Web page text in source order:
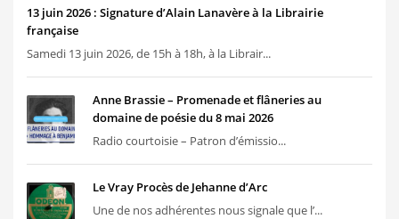
13 juin 2026 : Signature d’Alain Lanavère à la Librairie
française
Samedi 13 juin 2026, de 15h à 18h, à la Librair...
Anne Brassie – Promenade et flâneries au
domaine de poésie du 8 mai 2026
Radio courtoisie – Patron d’émissio...
Le Vray Procès de Jehanne d’Arc
Une de nos adhérentes nous signale que l’...